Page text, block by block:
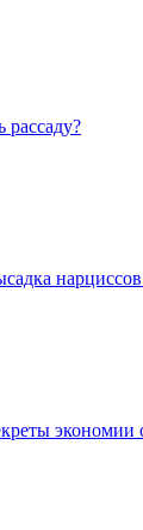
рассаду?